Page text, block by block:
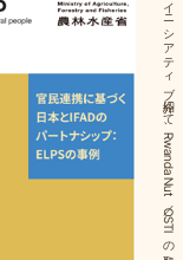
IFADのELPSイニシアティブ紹介にて、Rwanda Nut／OSTIの取り組みが掲載